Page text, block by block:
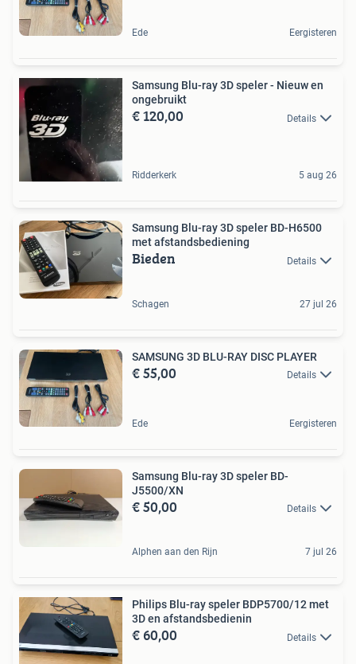
Ede Eergisteren
Samsung Blu-ray 3D speler - Nieuw en
ongebruikt
€ 120,00 Details
Ridderkerk 5 aug 26
Samsung Blu-ray 3D speler BD-H6500
met afstandsbediening
Bieden Details
Schagen 27 jul 26
SAMSUNG 3D BLU-RAY DISC PLAYER
€ 55,00 Details
Ede Eergisteren
Samsung Blu-ray 3D speler BD-
J5500/XN
€ 50,00 Details
Alphen aan den Rijn 7 jul 26
Philips Blu-ray speler BDP5700/12 met
3D en afstandsbedienin
€ 60,00 Details